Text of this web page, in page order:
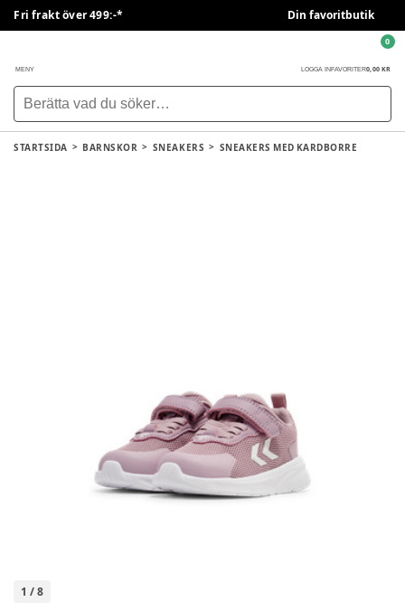
Fri frakt över 499:-* Din favoritbutik
MENY LOGGA IN FAVORITER0,00 KR
0
STARTSIDA BARNSKOR SNEAKERS SNEAKERS MED KARDBORRE
1 /8